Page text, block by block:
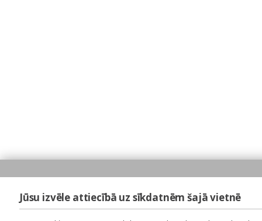
Jūsu izvēle attiecībā uz sīkdatnēm šajā vietnē